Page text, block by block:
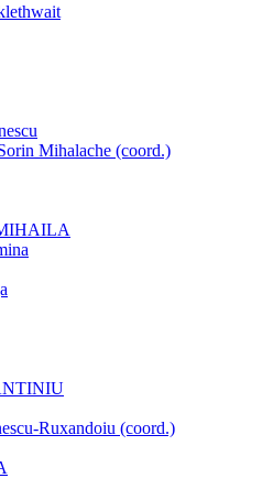
Mihalache (coord.)
Ruxandoiu (coord.)